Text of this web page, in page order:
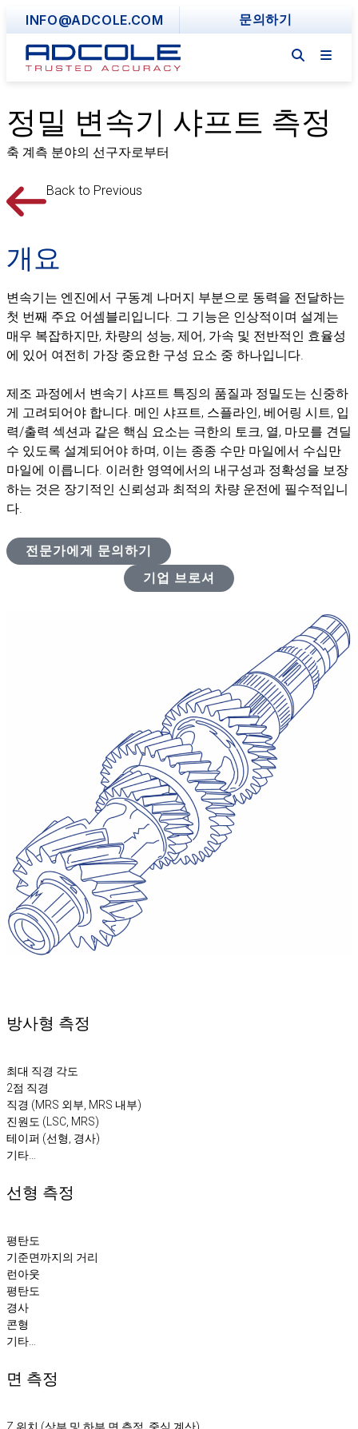
content
INFO@ADCOLE.COM 문의하기
정밀 변속기 샤프트 측정
축 계측 분야의 선구자로부터
Back to Previous
개요
변속기는 엔진에서 구동계 나머지 부분으로 동력을 전달하는
첫 번째 주요 어셈블리입니다. 그 기능은 인상적이며 설계는
매우 복잡하지만, 차량의 성능, 제어, 가속 및 전반적인 효율성
에 있어 여전히 가장 중요한 구성 요소 중 하나입니다.
제조 과정에서 변속기 샤프트 특징의 품질과 정밀도는 신중하
게 고려되어야 합니다. 메인 샤프트, 스플라인, 베어링 시트, 입
력/출력 섹션과 같은 핵심 요소는 극한의 토크, 열, 마모를 견딜
수 있도록 설계되어야 하며, 이는 종종 수만 마일에서 수십만
마일에 이릅니다. 이러한 영역에서의 내구성과 정확성을 보장
하는 것은 장기적인 신뢰성과 최적의 차량 운전에 필수적입니
다.
전문가에게 문의하기
기업 브로셔
방사형 측정
최대 직경 각도
2점 직경
직경 (MRS 외부, MRS 내부)
진원도 (LSC, MRS)
테이퍼 (선형, 경사)
기타…
선형 측정
평탄도
기준면까지의 거리
런아웃
평탄도
경사
콘형
기타…
면 측정
Z 위치 (상부 및 하부 면 측정, 중심 계산)